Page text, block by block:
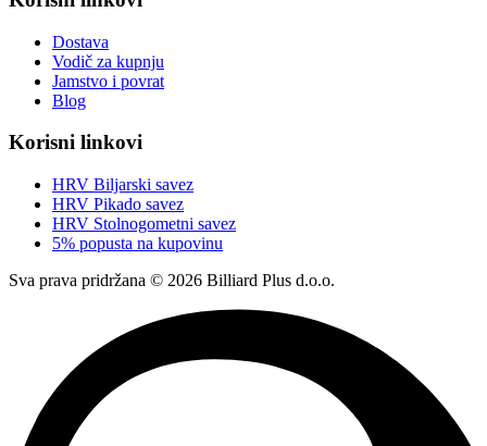
Dostava
Vodič za kupnju
Jamstvo i povrat
Blog
Korisni linkovi
HRV Biljarski savez
HRV Pikado savez
HRV Stolnogometni savez
5% popusta na kupovinu
Sva prava pridržana © 2026 Billiard Plus d.o.o.